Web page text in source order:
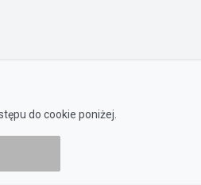
do cookie poniżej.